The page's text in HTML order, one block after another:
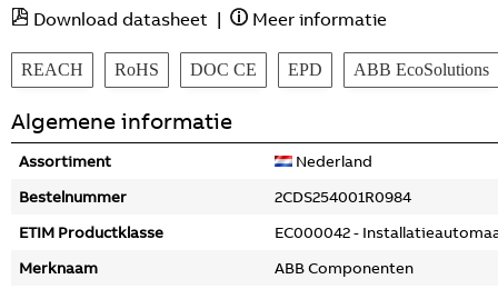
Download datasheet | Meer informatie
REACH RoHS DOC CE EPD ABB EcoSolutions
Algemene informatie
Assortiment
Nederland
Bestelnummer
2CDS254001R0984
ETIM Productklasse
EC000042 -
Merknaam
ABB Componenten